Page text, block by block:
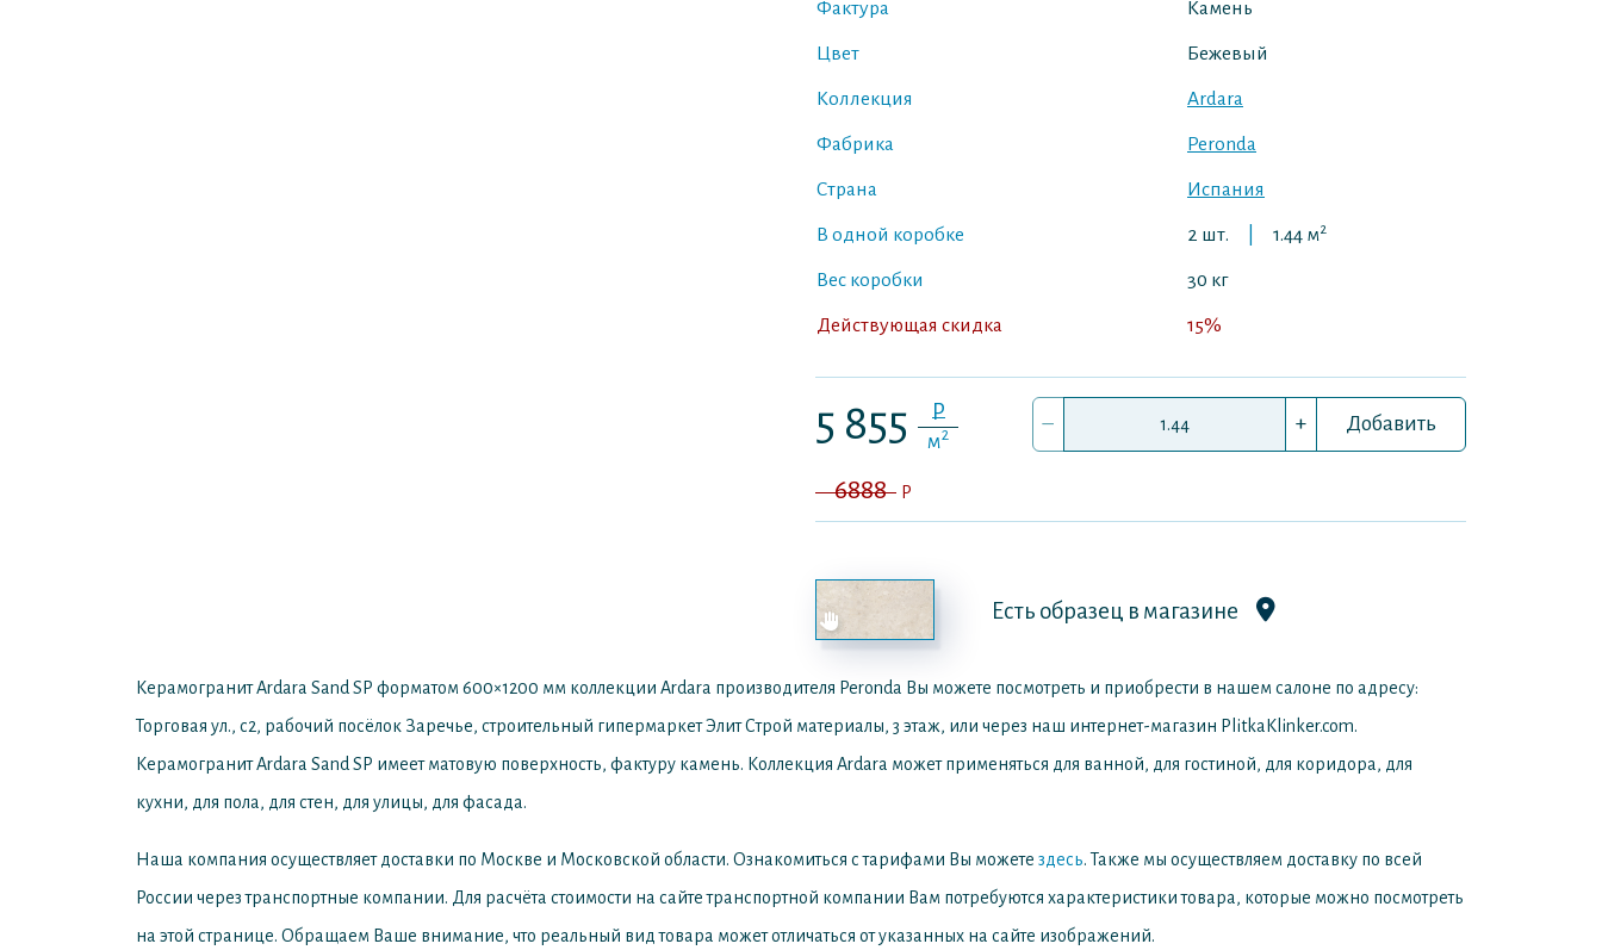
Фактура Камень
Цвет Бежевый
Коллекция Ardara
Фабрика Peronda
Страна Испания
В одной коробке 2 шт. 1.44 м2
Вес коробки 30 кг
Действующая скидка 15%
5 855 P
м2 – + Добавить
6888 P
Есть образец в магазине
Керамогранит Ardara Sand SP форматом 600×1200 мм коллекции Ardara производителя Peronda Вы можете посмотреть и приобрести в нашем салоне по адресу:
Торговая ул., с2, рабочий посёлок Заречье, строительный гипермаркет Элит Строй материалы, 3 этаж, или через наш интернет-магазин PlitkaKlinker.com.
Керамогранит Ardara Sand SP имеет матовую поверхность, фактуру камень. Коллекция Ardara может применяться для ванной, для гостиной, для коридора, для
кухни, для пола, для стен, для улицы, для фасада.
Наша компания осуществляет доставки по Москве и Московской области. Ознакомиться с тарифами Вы можете здесь. Также мы осуществляем доставку по всей
России через транспортные компании. Для расчёта стоимости на сайте транспортной компании Вам потребуются характеристики товара, которые можно посмотреть
на этой странице. Обращаем Ваше внимание, что реальный вид товара может отличаться от указанных на сайте изображений.